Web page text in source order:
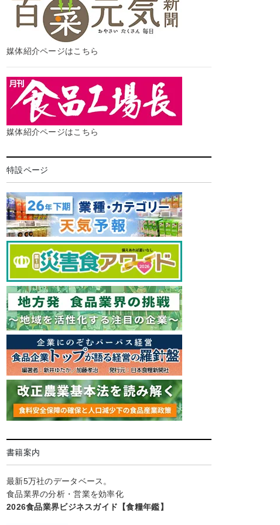
媒体紹介ページはこちら
媒体紹介ページはこちら
特設ページ
書籍案内
最新5万社のデータベース。
食品業界の分析・営業を効率化
2026食品業界ビジネスガイド【食糧年鑑】